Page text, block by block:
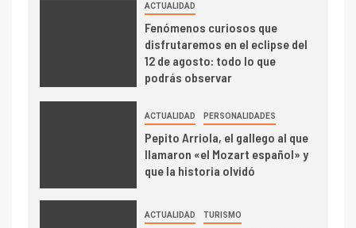
ACTUALIDAD
Fenómenos curiosos que
disfrutaremos en el eclipse del
12 de agosto: todo lo que
podrás observar
ACTUALIDAD PERSONALIDADES
Pepito Arriola, el gallego al que
llamaron «el Mozart español» y
que la historia olvidó
ACTUALIDAD TURISMO